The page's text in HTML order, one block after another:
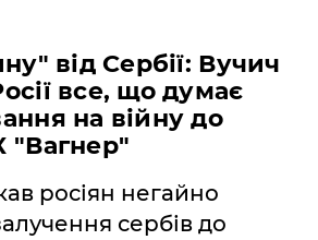
від Сербії: Вучич
все, що думає
на війну до
"Вагнер"
росіян негайно
сербів до